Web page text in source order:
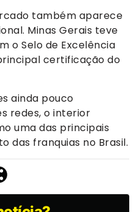
também aparece
Minas Gerais teve
o Selo de Excelência
certificação do
ainda pouco
redes, o interior
uma das principais
das franquias no Brasil.